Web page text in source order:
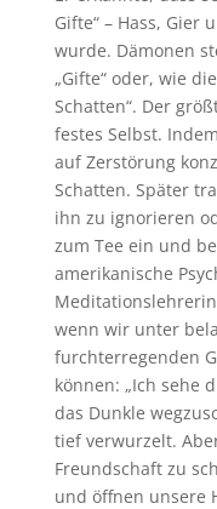
Gifte“ – Hass, Gier
wurde. Dämonen
„Gifte“ oder, wie
Schatten“. Der
festes Selbst.
auf Zerstörung
Schatten. Später
ihn zu ignorieren
zum Tee ein und
amerikanische
Meditationslehrerin
wenn wir unter
furchterregenden
können: „Ich sehe
das Dunkle
tief verwurzelt.
Freundschaft zu
und öffnen unsere